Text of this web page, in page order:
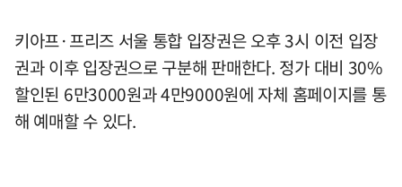
키아프·프리즈 서울 통합 입장권은 오후 3시 이전 입장
권과 이후 입장권으로 구분해 판매한다. 정가 대비 30%
할인된 6만3000원과 4만9000원에 자체 홈페이지를 통
해 예매할 수 있다.